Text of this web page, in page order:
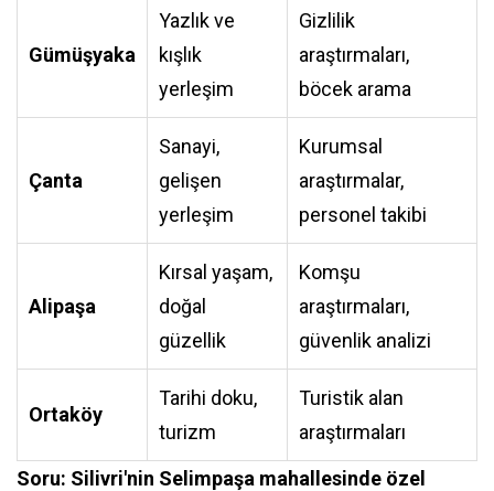
Gümüşyaka
Yazlık ve
kışlık
yerleşim
Gizlilik
araştırmaları,
böcek arama
Çanta
Sanayi,
gelişen
yerleşim
Kurumsal
araştırmalar,
personel takibi
Alipaşa
Kırsal yaşam,
doğal
güzellik
Komşu
araştırmaları,
güvenlik analizi
Ortaköy
Tarihi doku,
turizm
Turistik alan
araştırmaları
Soru: Silivri'nin Selimpaşa mahallesinde özel